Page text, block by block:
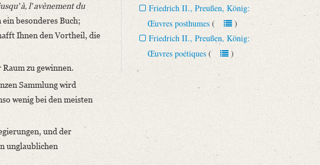
lʼavènement du
besonderes Buch;
Ihnen den Vortheil, die
zu gewinnen.
Sammlung wird
wenig bei den meisten
und der
unglaublichen
Friedrich II., Preußen, König:
Œuvres posthumes ()
Friedrich II., Preußen, König:
Œuvres poétiques ()